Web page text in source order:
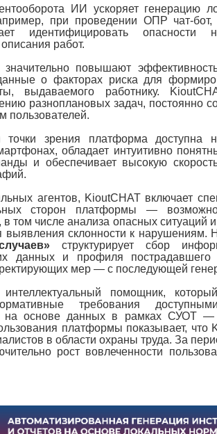
ИИ ускоряет генерацию
при проведении ОПР чат-бот,
идентифицировать опасности
работ.
значительно повышают
о факторах риска для
выдаваемого работнику.
разноплановых задач, постоянно
пользователей.
точки зрения платформа доступна
обладает интуитивно
и обеспечивает высокую
агентов, KioutCHAT включает
сторон платформы —
в том числе анализа опасных ситуаций
выявления склонности к нарушениям.
структурирует сбор
данных и профиля
мер — с последующей
помощник,
требования
на основе данных в рамках СУОТ
платформы показывает, что
в области охраны труда. За
рост вовлеченности